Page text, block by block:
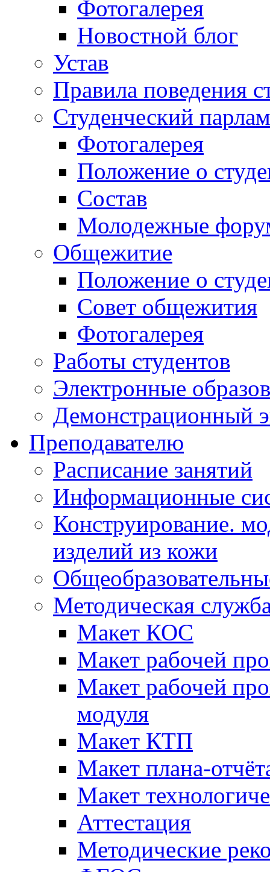
Фотогалерея
Новостной блог
Устав
Правила поведения
Студенческий
Фотогалерея
Положение о
Состав
Молодежные
Общежитие
Положение о
Совет общежития
Фотогалерея
Работы студентов
Электронные
Демонстрационный
Преподавателю
Расписание занятий
Информационные
Конструирование.
изделий из кожи
Методическая
Макет КОС
Макет рабочей
Макет рабочей
модуля
Макет КТП
Макет плана-
Макет
Аттестация
Методические